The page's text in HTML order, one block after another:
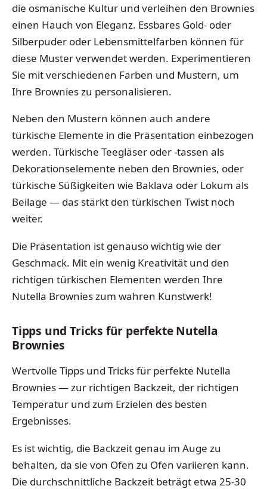
die osmanische Kultur und verleihen den Brownies
einen Hauch von Eleganz. Essbares Gold- oder
Silberpuder oder Lebensmittelfarben können für
diese Muster verwendet werden. Experimentieren
Sie mit verschiedenen Farben und Mustern, um
Ihre Brownies zu personalisieren.
Neben den Mustern können auch andere
türkische Elemente in die Präsentation einbezogen
werden. Türkische Teegläser oder -tassen als
Dekorationselemente neben den Brownies, oder
türkische Süßigkeiten wie Baklava oder Lokum als
Beilage — das stärkt den türkischen Twist noch
weiter.
Die Präsentation ist genauso wichtig wie der
Geschmack. Mit ein wenig Kreativität und den
richtigen türkischen Elementen werden Ihre
Nutella Brownies zum wahren Kunstwerk!
Tipps und Tricks für perfekte Nutella
Brownies
Wertvolle Tipps und Tricks für perfekte Nutella
Brownies — zur richtigen Backzeit, der richtigen
Temperatur und zum Erzielen des besten
Ergebnisses.
Es ist wichtig, die Backzeit genau im Auge zu
behalten, da sie von Ofen zu Ofen variieren kann.
Die durchschnittliche Backzeit beträgt etwa 25-30